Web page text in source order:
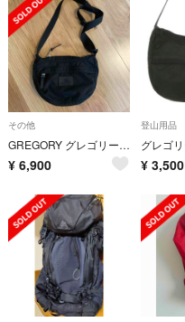
その他
GREGORY グレゴリー FREAK'S STORE別注
¥ 6,900
登山用品
¥ 3,500